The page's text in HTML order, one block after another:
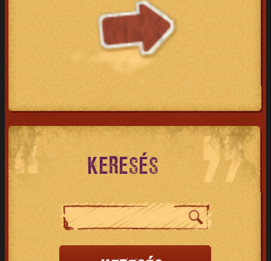
KERESÉS